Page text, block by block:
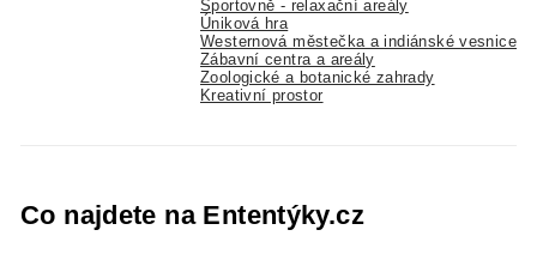
Sportovně - relaxační areály
Úniková hra
Westernová městečka a indiánské vesnice
Zábavní centra a areály
Zoologické a botanické zahrady
Kreativní prostor
Co najdete na Ententýky.cz